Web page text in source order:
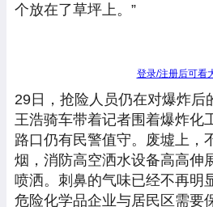
个放在了草坪上。”
登录/注册后可看
29日，抢险人员仍在对爆炸后
王浩骑车带着记者围着爆炸化
路口仍有民警值守。废墟上，
烟，消防高空洒水设备高高伸
喷洒。刺鼻的气味已经不再明
危险化学品企业与居民区需要